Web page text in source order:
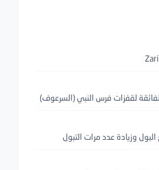
لقفزات فرس النبي (السرعوف)
وزيادة عدد مرات التبول